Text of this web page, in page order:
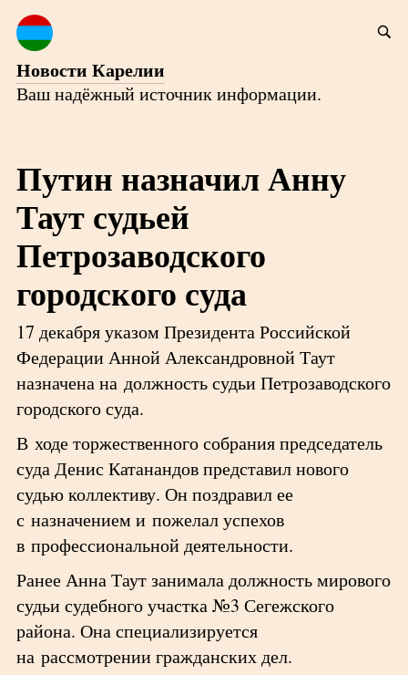
Новости Карелии
Ваш надёжный источник информации.
Путин назначил Анну
Таут судьей
Петрозаводского
городского суда
17 декабря указом Президента Российской
Федерации Анной Александровной Таут
назначена на должность судьи Петрозаводского
городского суда.
В ходе торжественного собрания председатель
суда Денис Катанандов представил нового
судью коллективу. Он поздравил ее
с назначением и пожелал успехов
в профессиональной деятельности.
Ранее Анна Таут занимала должность мирового
судьи судебного участка №3 Сегежского
района. Она специализируется
на рассмотрении гражданских дел.